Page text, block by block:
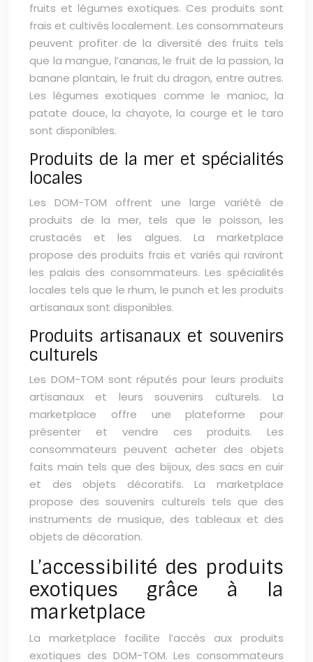
fruits et légumes exotiques. Ces produits sont
frais et cultivés localement. Les consommateurs
peuvent profiter de la diversité des fruits tels
que la mangue, l’ananas, le fruit de la passion, la
banane plantain, le fruit du dragon, entre autres.
Les légumes exotiques comme le manioc, la
patate douce, la chayote, la courge et le taro
sont disponibles.
Produits de la mer et spécialités
locales
Les DOM-TOM offrent une large variété de
produits de la mer, tels que le poisson, les
crustacés et les algues. La marketplace
propose des produits frais et variés qui raviront
les palais des consommateurs. Les spécialités
locales tels que le rhum, le punch et les produits
artisanaux sont disponibles.
Produits artisanaux et souvenirs
culturels
Les DOM-TOM sont réputés pour leurs produits
artisanaux et leurs souvenirs culturels. La
marketplace offre une plateforme pour
présenter et vendre ces produits. Les
consommateurs peuvent acheter des objets
faits main tels que des bijoux, des sacs en cuir
et des objets décoratifs. La marketplace
propose des souvenirs culturels tels que des
instruments de musique, des tableaux et des
objets de décoration.
L’accessibilité des produits
exotiques grâce à la
marketplace
La marketplace facilite l’accès aux produits
exotiques des DOM-TOM. Les consommateurs